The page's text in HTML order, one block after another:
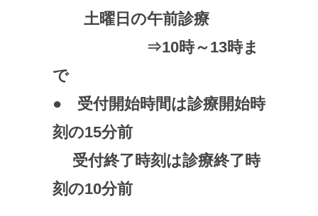
土曜日の午前診療
⇒10時～13時ま
で
● 受付開始時間は診療開始時
刻の15分前
受付終了時刻は診療終了時
刻の10分前